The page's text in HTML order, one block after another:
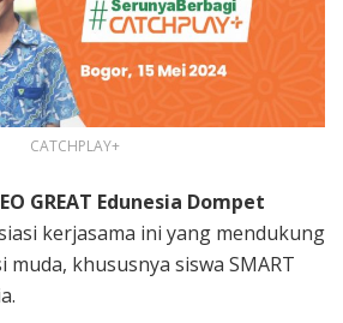
CATCHPLAY+
GREAT Edunesia Dompet
kerjasama ini yang mendukung
khususnya siswa SMART